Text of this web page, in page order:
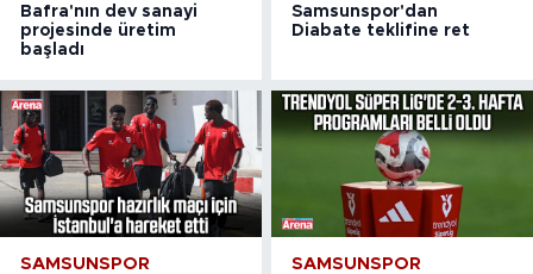
Bafra'nın dev sanayi
projesinde üretim
başladı
Samsunspor'dan
Diabate teklifine ret
SAMSUNSPOR SAMSUNSPOR